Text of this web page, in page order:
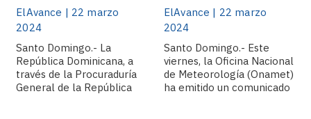
ElAvance | 22 marzo
2024
Santo Domingo.- La
República Dominicana, a
través de la Procuraduría
General de la República
ElAvance | 22 marzo
2024
Santo Domingo.- Este
viernes, la Oficina Nacional
de Meteorología (Onamet)
ha emitido un comunicado